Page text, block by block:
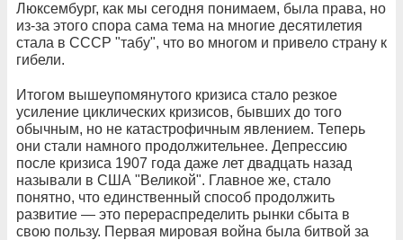
Люксембург, как мы сегодня понимаем, была права, но
из-за этого спора сама тема на многие десятилетия
стала в СССР "табу", что во многом и привело страну к
гибели.
Итогом вышеупомянутого кризиса стало резкое
усиление циклических кризисов, бывших до того
обычным, но не катастрофичным явлением. Теперь
они стали намного продолжительнее. Депрессию
после кризиса 1907 года даже лет двадцать назад
называли в США "Великой". Главное же, стало
понятно, что единственный способ продолжить
развитие — это перераспределить рынки сбыта в
свою пользу. Первая мировая война была битвой за